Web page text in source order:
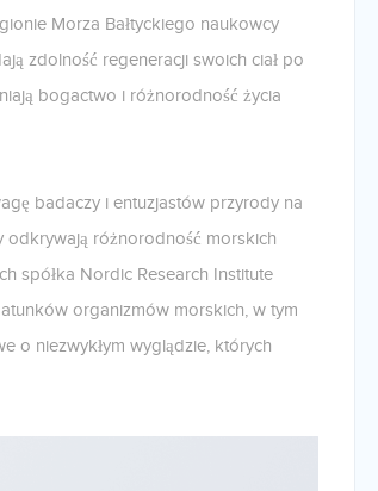
Morza Bałtyckiego naukowcy
zdolność regeneracji swoich ciał po
bogactwo i różnorodność życia
badaczy i entuzjastów przyrody na
odkrywają różnorodność morskich
spółka Nordic Research Institute
organizmów morskich, w tym
o niezwykłym wyglądzie, których